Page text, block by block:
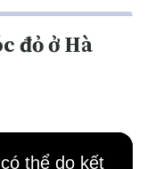
đỏ ở Hà
thể do kết